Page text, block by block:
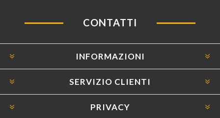
CONTATTI
INFORMAZIONI
SERVIZIO CLIENTI
PRIVACY